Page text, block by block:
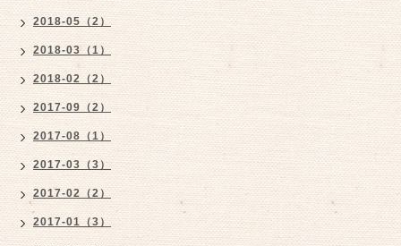
2018-05（2）
2018-03（1）
2018-02（2）
2017-09（2）
2017-08（1）
2017-03（3）
2017-02（2）
2017-01（3）